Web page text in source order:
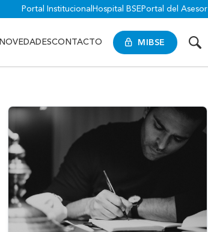
Portal Institucional Hospital BSE Portal del Asesor
MIBSE
NOVEDADESCONTACTO